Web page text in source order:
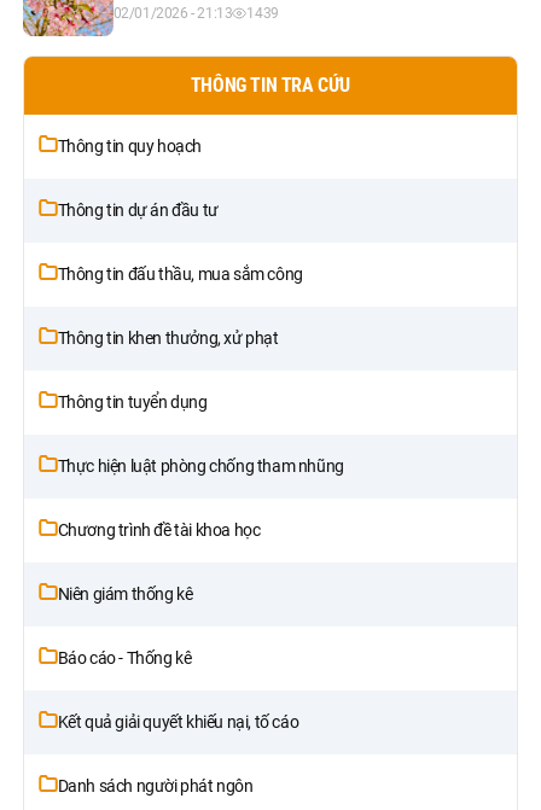
02/01/2026 - 21:13 1439
THÔNG TIN TRA CỨU
Thông tin quy hoạch
Thông tin dự án đầu tư
Thông tin đấu thầu, mua sắm công
Thông tin khen thưởng, xử phạt
Thông tin tuyển dụng
Thực hiện luật phòng chống tham nhũng
Chương trình đề tài khoa học
Niên giám thống kê
Báo cáo - Thống kê
Kết quả giải quyết khiếu nại, tố cáo
Danh sách người phát ngôn